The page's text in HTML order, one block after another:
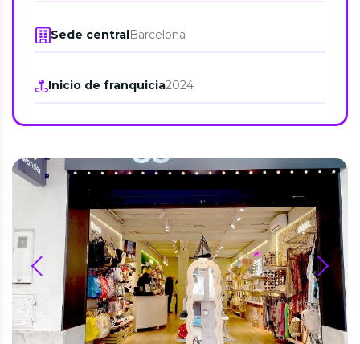
Sede centralBarcelona
Inicio de franquicia2024
prev next